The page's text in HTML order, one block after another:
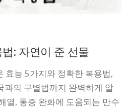
: 자연이 준 선물
효능 5가지와 정확한 복용법,
과의 구별법까지 완벽하게 알
열, 통증 완화에 도움되는 만수